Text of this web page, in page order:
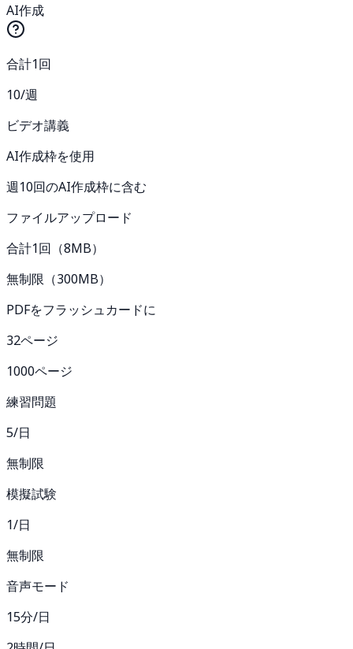
AI作成
合計1回
10/週
ビデオ講義
AI作成枠を使用
週10回のAI作成枠に含む
ファイルアップロード
合計1回（8MB）
無制限（300MB）
PDFをフラッシュカードに
32ページ
1000ページ
練習問題
5/日
無制限
模擬試験
1/日
無制限
音声モード
15分/日